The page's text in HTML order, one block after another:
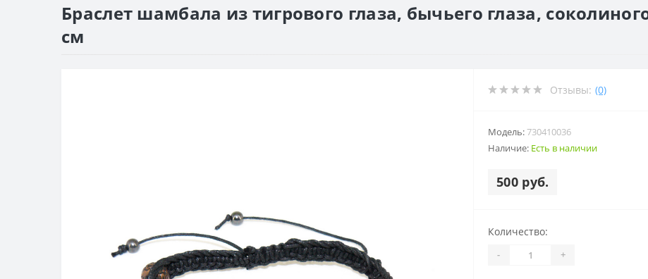
Браслет шамбала из тигрового глаза, бычьего глаза,
см
Отзывы: (0)
Модель:730410036
Наличие: Есть в наличии
500 руб.
Количество:
- +